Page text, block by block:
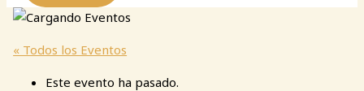
« Todos los Eventos
Este evento ha pasado.